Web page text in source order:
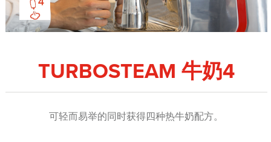
TURBOSTEAM 牛奶4
可轻而易举的同时获得四种热牛奶配方。